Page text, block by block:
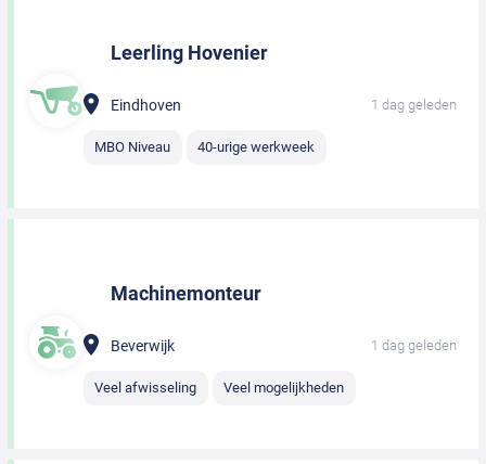
Leerling Hovenier
Eindhoven 1 dag geleden
MBO Niveau 40-urige werkweek
Machinemonteur
Beverwijk 1 dag geleden
Veel afwisseling Veel mogelijkheden